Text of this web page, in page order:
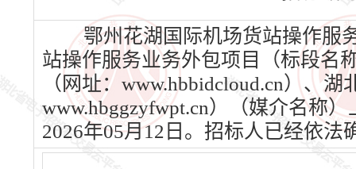
鄂州花湖国际机场货站操作服
站操作服务业务外包项目（标段名
（网址：www.hbbidcloud.cn）、
www.hbggzyfwpt.cn）（媒介名称
2026年05月12日。招标人已经依